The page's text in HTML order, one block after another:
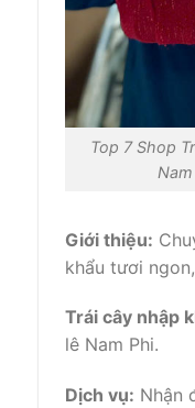
Top 7 Shop
Giới thiệu:
khẩu tươi
Trái cây nhập
lê Nam Phi.
Dịch vụ: Nhận